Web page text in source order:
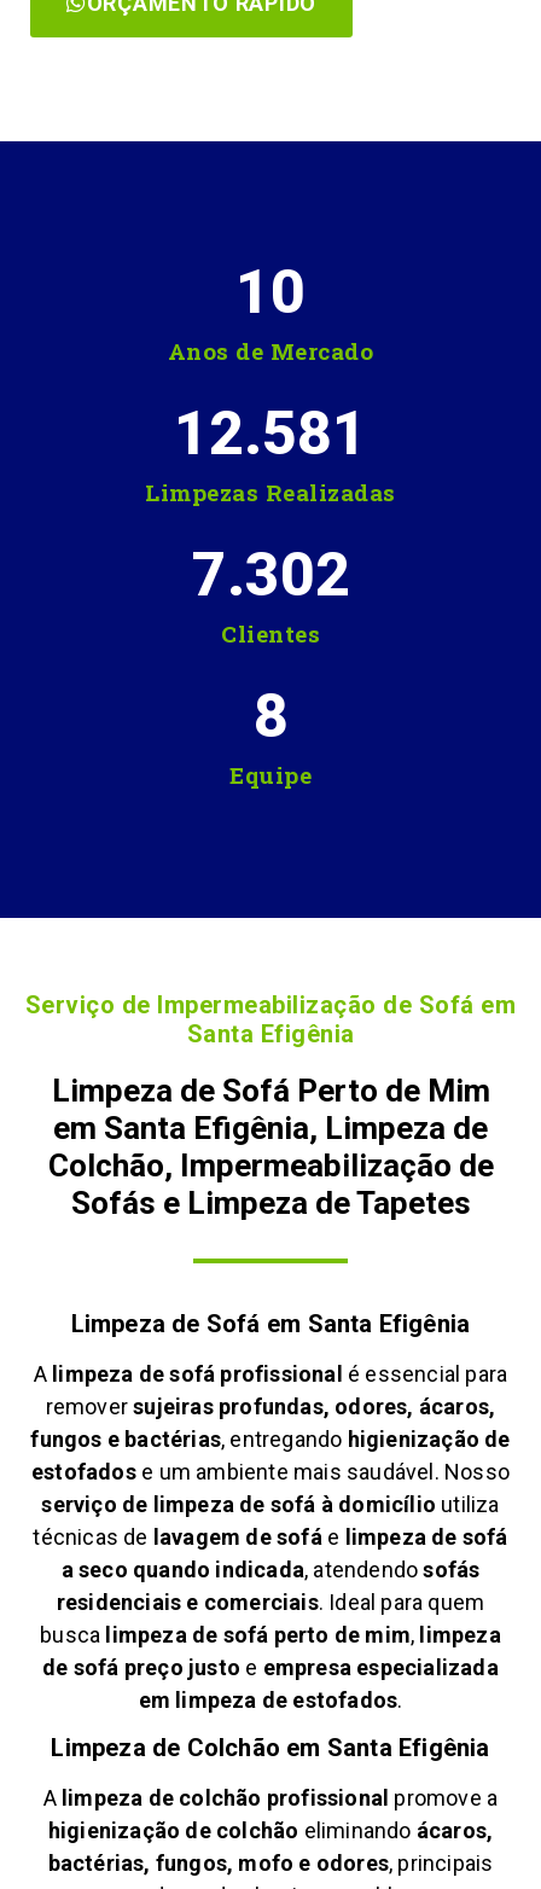
Anos de Mercado
10
Limpezas Realizadas
12.581
Clientes
7.302
Equipe
8
Serviço de Impermeabilização de Sofá em
Santa Efigênia
Limpeza de Sofá Perto de Mim
em Santa Efigênia, Limpeza de
Colchão, Impermeabilização de
Sofás e Limpeza de Tapetes
Limpeza de Sofá em Santa Efigênia
A limpeza de sofá profissional é essencial para
removersujeiras profundas, odores, ácaros,
fungos e bactérias, entregando higienização de
estofadose um ambiente mais saudável. Nosso
serviço de limpeza de sofá à domicílio utiliza
técnicas de lavagem de sofá e limpeza de sofá
a seco quando indicada, atendendosofás
residenciais e comerciais. Ideal para quem
busca limpeza de sofá perto de mim, limpeza
de sofá preço justo e empresa especializada
em limpeza de estofados.
Limpeza de Colchão em Santa Efigênia
A limpeza de colchão profissional promove a
higienização de colchão eliminando ácaros,
bactérias, fungos, mofo e odores, principais